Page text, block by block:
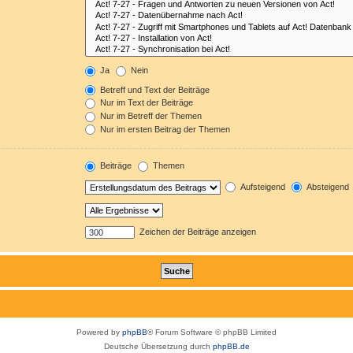
Ja Nein
Betreff und Text der Beiträge
Nur im Text der Beiträge
Nur im Betreff der Themen
Nur im ersten Beitrag der Themen
Beiträge Themen
Aufsteigend Absteigend
Zeichen der Beiträge anzeigen
Powered by phpBB® Forum Software © phpBB Limited
Deutsche Übersetzung durch phpBB.de